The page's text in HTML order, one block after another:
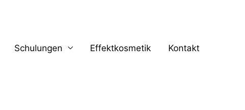
Schulungen Effektkosmetik Kontakt